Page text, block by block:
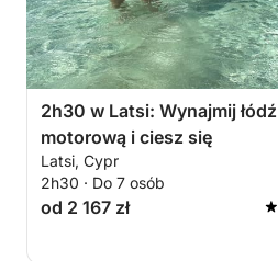
2h30 w Latsi: Wynajmij łódź
motorową i ciesz się
Latsi, Cypr
2h30 · Do 7 osób
od 2 167 zł